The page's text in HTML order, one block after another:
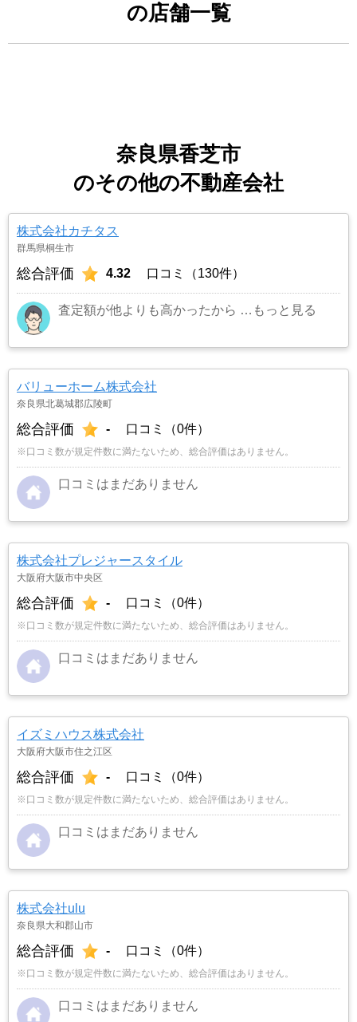
の店舗一覧
奈良県香芝市
のその他の不動産会社
株式会社カチタス
群馬県桐生市
総合評価 4.32 口コミ（130件）
査定額が他よりも高かったから …もっと見る
バリューホーム株式会社
奈良県北葛城郡広陵町
総合評価 - 口コミ（0件）
※口コミ数が規定件数に満たないため、総合評価はありません。
口コミはまだありません
株式会社プレジャースタイル
大阪府大阪市中央区
総合評価 - 口コミ（0件）
※口コミ数が規定件数に満たないため、総合評価はありません。
口コミはまだありません
イズミハウス株式会社
大阪府大阪市住之江区
総合評価 - 口コミ（0件）
※口コミ数が規定件数に満たないため、総合評価はありません。
口コミはまだありません
株式会社ulu
奈良県大和郡山市
総合評価 - 口コミ（0件）
※口コミ数が規定件数に満たないため、総合評価はありません。
口コミはまだありません